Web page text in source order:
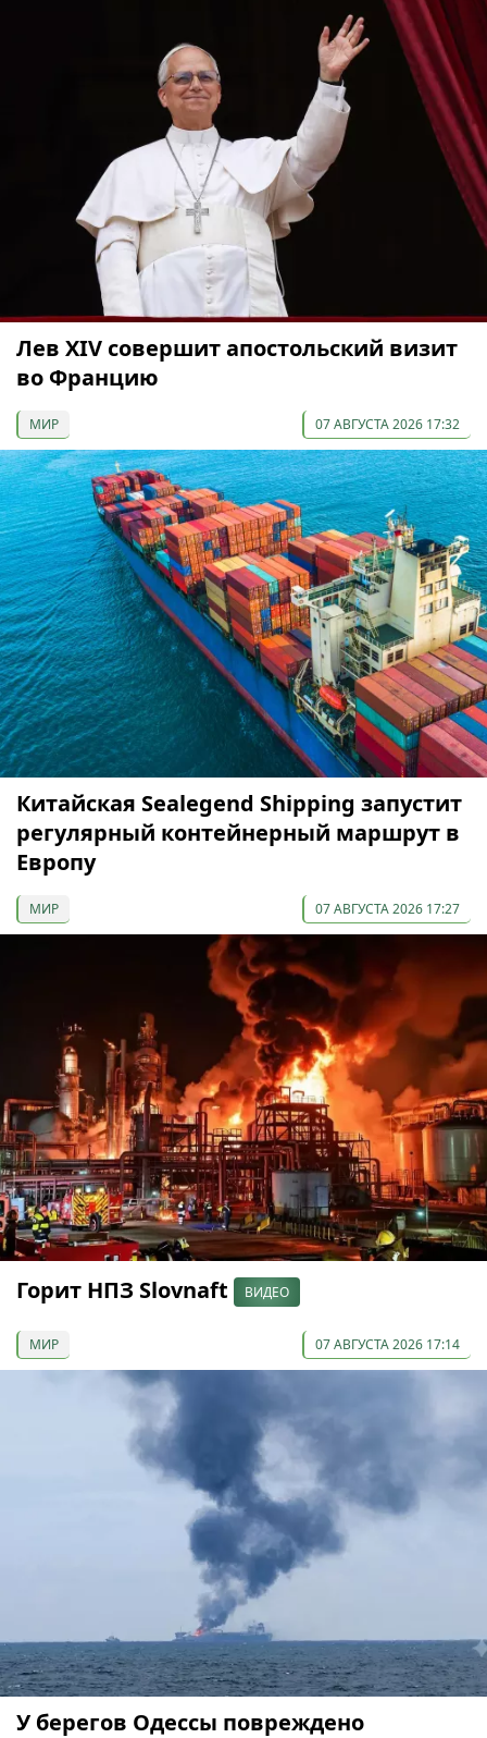
Лев XIV совершит апостольский визит
во Францию
МИР 07 АВГУСТА 2026 17:32
Китайская Sealegend Shipping запустит
регулярный контейнерный маршрут в
Европу
МИР 07 АВГУСТА 2026 17:27
Горит НПЗ Slovnaft ВИДЕО
МИР 07 АВГУСТА 2026 17:14
У берегов Одессы повреждено